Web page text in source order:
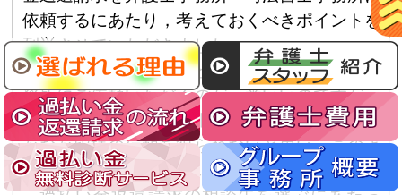
依頼するにあたり，考えておくべきポイントを
列挙させていただきました。
もちろん，当事務所といたしましては，当事
務所にご依頼いただくのが一番いいのですが，
そのようなことばかり謳っていたとしても，な
かなか皆様の信頼を得られないと思い，このよ
うなページを作らせていただきました。